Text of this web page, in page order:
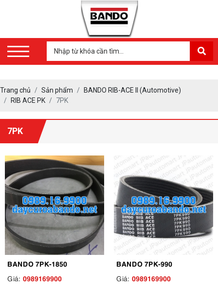
Trang chủ Sản phẩm
BANDO RIB-ACE II (Automotive)
RIB ACE PK
7PK
7PK
BANDO 7PK-1850
Giá: 0989169900
BANDO 7PK-990
Giá: 0989169900